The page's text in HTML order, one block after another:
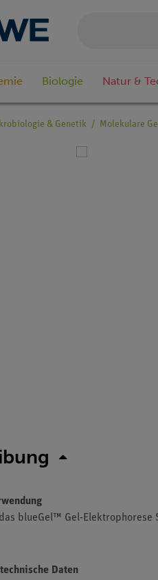
Biologie Natur &
& Genetik Molekulare
blueGel™ Gel-Elektrophorese
Daten